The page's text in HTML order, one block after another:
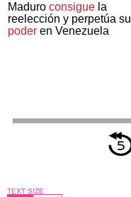
Maduroconsigue la
reelección y perpetúa su
poder en Venezuela
TEXT SIZE